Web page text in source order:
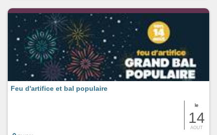
le
14
AOUT
Feu d'artifice et bal populaire